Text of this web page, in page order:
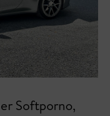
Softporno,